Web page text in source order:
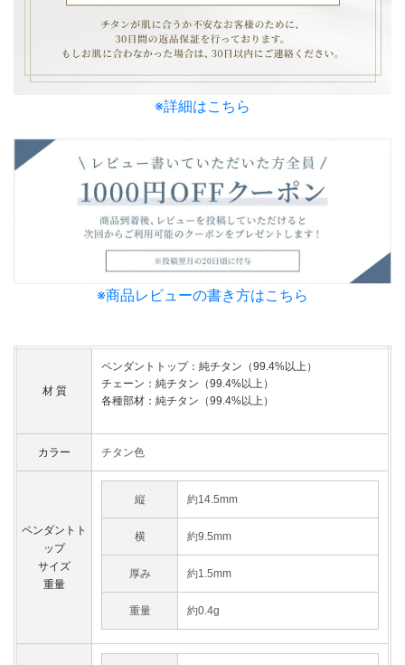
※詳細はこちら
※商品レビューの書き方はこちら
材 質
ペンダントトップ：純チタン（99.4%以上）
チェーン：純チタン（99.4%以上）
各種部材：純チタン（99.4%以上）
カラー チタン色
ペンダントト
ップ
サイズ
重量
縦 約14.5mm
横 約9.5mm
厚み 約1.5mm
重量 約0.4g